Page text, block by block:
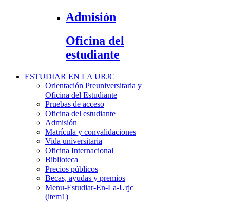
Admisión
Oficina del
estudiante
ESTUDIAR EN LA URJC
Orientación Preuniversitaria y
Oficina del Estudiante
Pruebas de acceso
Oficina del estudiante
Admisión
Matrícula y convalidaciones
Vida universitaria
Oficina Internacional
Biblioteca
Precios públicos
Becas, ayudas y premios
Menu-Estudiar-En-La-Urjc
(item1)